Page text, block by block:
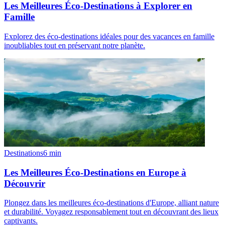
Les Meilleures Éco-Destinations à Explorer en
Famille
Explorez des éco-destinations idéales pour des vacances en famille
inoubliables tout en préservant notre planète.
Destinations6 min
Les Meilleures Éco-Destinations en Europe à
Découvrir
Plongez dans les meilleures éco-destinations d'Europe, alliant nature
et durabilité. Voyagez responsablement tout en découvrant des lieux
captivants.